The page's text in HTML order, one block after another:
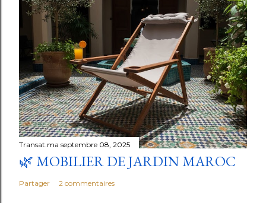
Transat.ma septembre 08, 2025
🌿 MOBILIER DE JARDIN MAROC
Partager 2 commentaires